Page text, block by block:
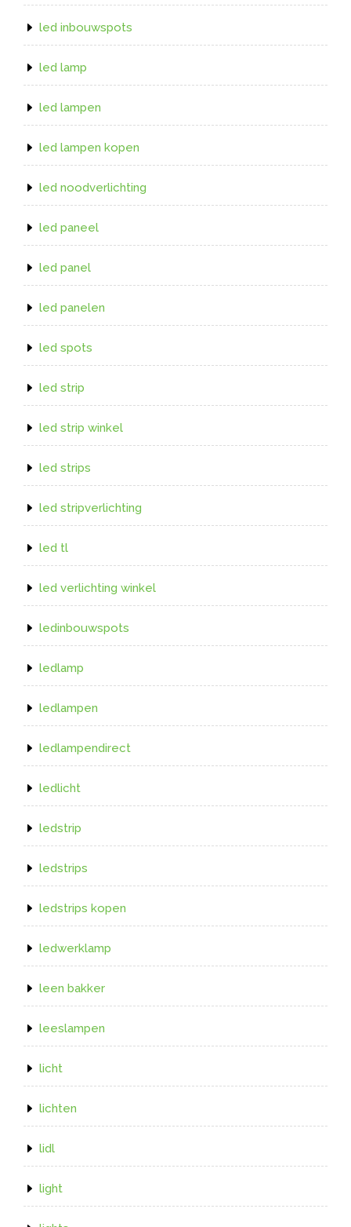
led inbouwspots
led lamp
led lampen
led lampen kopen
led noodverlichting
led paneel
led panel
led panelen
led spots
led strip
led strip winkel
led strips
led stripverlichting
led tl
led verlichting winkel
ledinbouwspots
ledlamp
ledlampen
ledlampendirect
ledlicht
ledstrip
ledstrips
ledstrips kopen
ledwerklamp
leen bakker
leeslampen
licht
lichten
lidl
light